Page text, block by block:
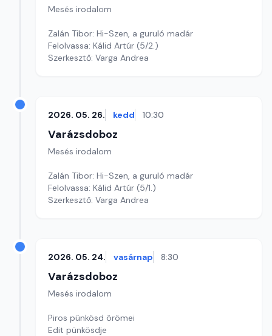
Mesés irodalom
Zalán Tibor: Hi-Szen, a guruló madár
Felolvassa: Kálid Artúr (5/2.)
Szerkesztő: Varga Andrea
2026. 05. 26. kedd 10:30
Varázsdoboz
Mesés irodalom
Zalán Tibor: Hi-Szen, a guruló madár
Felolvassa: Kálid Artúr (5/1.)
Szerkesztő: Varga Andrea
2026. 05. 24. vasárnap 8:30
Varázsdoboz
Mesés irodalom
Piros pünkösd örömei
Edit pünkösdje